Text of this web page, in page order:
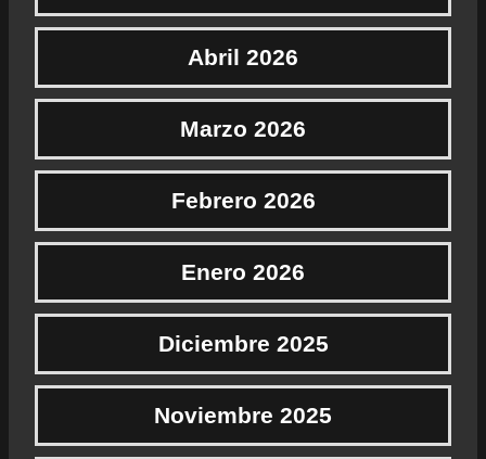
Abril 2026
Marzo 2026
Febrero 2026
Enero 2026
Diciembre 2025
Noviembre 2025